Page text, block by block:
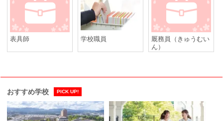
表具師 学校職員
厩務員（きゅうむい
ん）
おすすめ学校 PICK UP!